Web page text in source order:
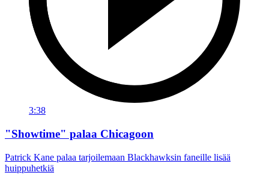
3:38
"Showtime" palaa Chicagoon
Patrick Kane palaa tarjoilemaan Blackhawksin faneille lisää
huippuhetkiä